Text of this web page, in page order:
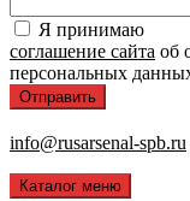
Я принимаю
соглашение сайта об
персональных
info@rusarsenal-spb.ru
Каталог меню